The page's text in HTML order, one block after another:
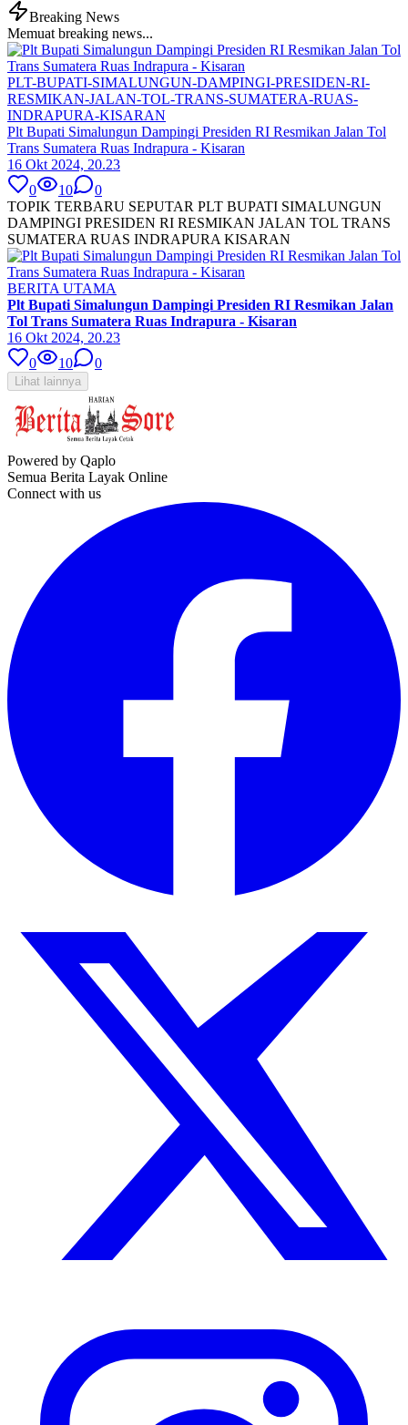
Breaking News
Memuat breaking news...
PLT-BUPATI-SIMALUNGUN-DAMPINGI-PRESIDEN-RI-
RESMIKAN-JALAN-TOL-TRANS-SUMATERA-RUAS-
INDRAPURA-KISARAN
Plt Bupati Simalungun Dampingi Presiden RI Resmikan Jalan Tol
Trans Sumatera Ruas Indrapura - Kisaran
16 Okt 2024, 20.23
0
10
0
TOPIK TERBARU SEPUTAR PLT BUPATI SIMALUNGUN
DAMPINGI PRESIDEN RI RESMIKAN JALAN TOL TRANS
SUMATERA RUAS INDRAPURA KISARAN
BERITA UTAMA
Plt Bupati Simalungun Dampingi Presiden RI Resmikan Jalan
Tol Trans Sumatera Ruas Indrapura - Kisaran
16 Okt 2024, 20.23
0
10 0
Lihat lainnya
Powered by Qaplo
Semua Berita Layak Online
Connect with us